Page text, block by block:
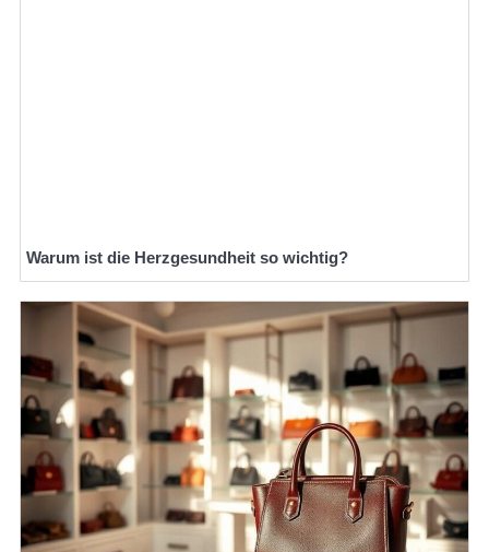
Warum ist die Herzgesundheit so wichtig?